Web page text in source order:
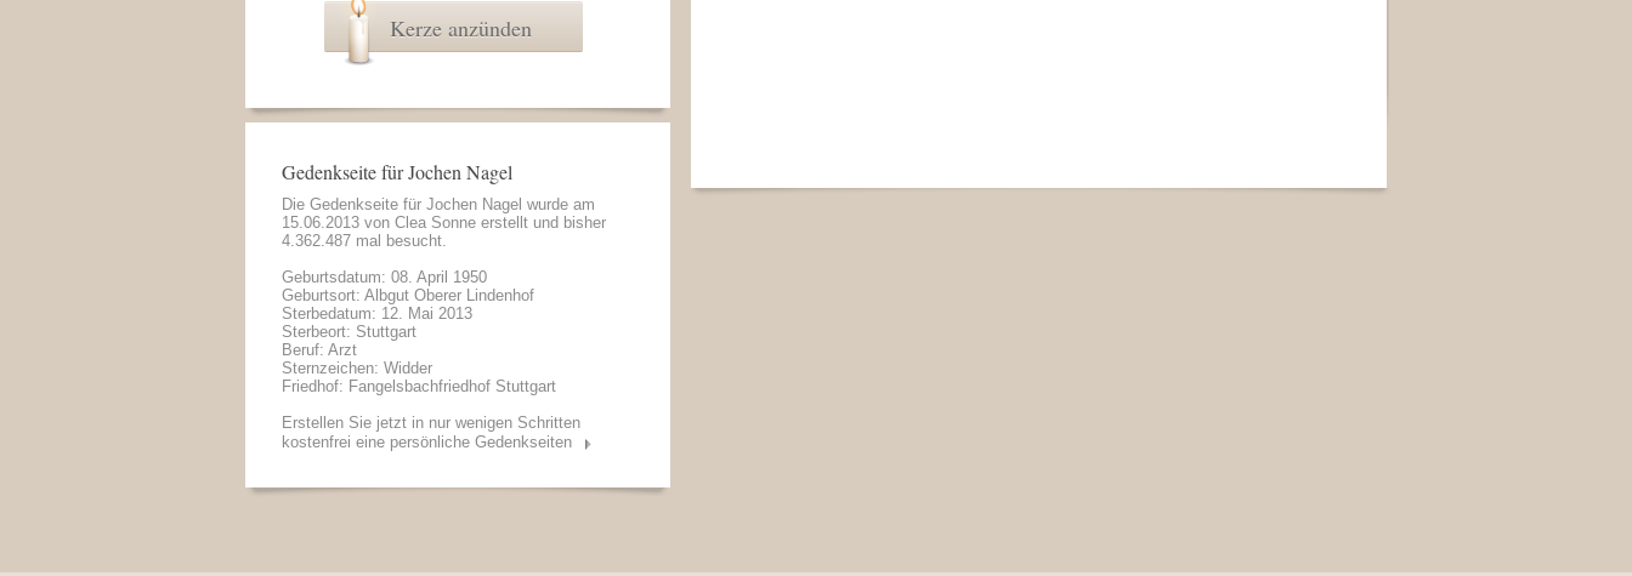
Kerze anzünden
Gedenkseite für Jochen Nagel
Die Gedenkseite für Jochen Nagel wurde am
15.06.2013 von Clea Sonne erstellt und bisher
4.362.487 mal besucht.
Geburtsdatum: 08. April 1950
Geburtsort: Albgut Oberer Lindenhof
Sterbedatum: 12. Mai 2013
Sterbeort: Stuttgart
Beruf: Arzt
Sternzeichen: Widder
Friedhof: Fangelsbachfriedhof Stuttgart
Erstellen Sie jetzt in nur wenigen Schritten
kostenfrei eine persönliche Gedenkseiten